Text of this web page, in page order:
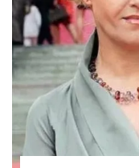
сложные и
«носа борца».
способен ее